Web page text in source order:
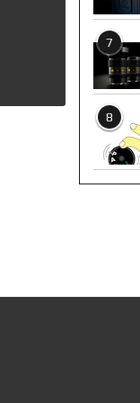
7
8